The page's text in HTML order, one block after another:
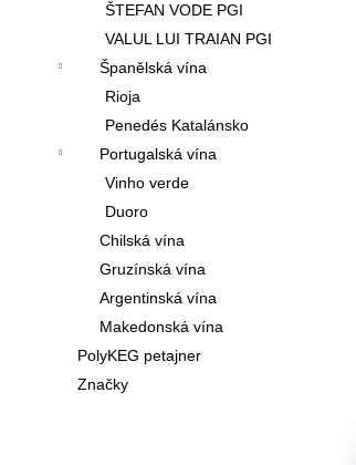
ŠTEFAN VODE PGI
VALUL LUI TRAIAN PGI
Španělská vína
Rioja
Penedés Katalánsko
Portugalská vína
Vinho verde
Duoro
Chilská vína
Gruzínská vína
Argentinská vína
Makedonská vína
PolyKEG petajner
Značky